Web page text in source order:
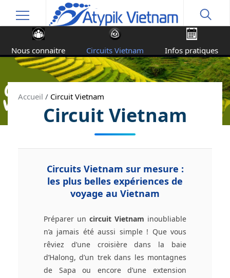
Nous connaitre Circuits Vietnam Infos pratiques
Accueil / Circuit Vietnam
Circuit Vietnam
Circuits Vietnam sur mesure :
les plus belles expériences de
voyage au Vietnam
Préparer un circuit Vietnam inoubliable
n’a jamais été aussi simple ! Que vous
rêviez d’une croisière dans la baie
d’Halong, d’un trek dans les montagnes
de Sapa ou encore d’une extension